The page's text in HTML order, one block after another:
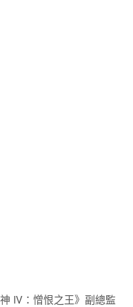
IV：憎恨之王》副總監